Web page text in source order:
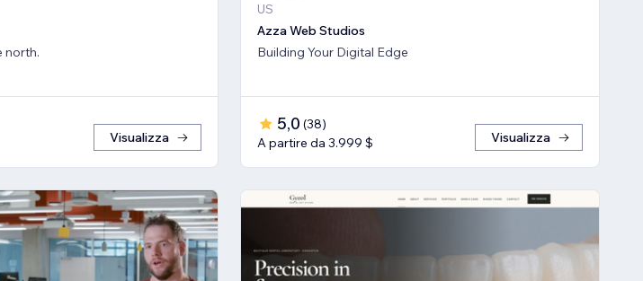
north.
Visualizza
US
Azza Web Studios
Building Your Digital Edge
5,0 (38)
A partire da 3.999 $
Visualizza